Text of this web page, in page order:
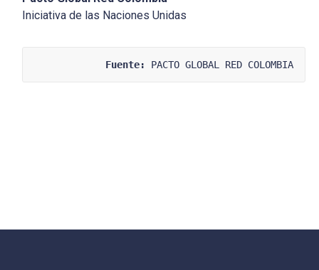
Iniciativa de las Naciones Unidas
Fuente: PACTO GLOBAL RED COLOMBIA